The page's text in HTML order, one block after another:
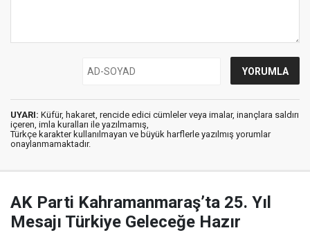
UYARI: Küfür, hakaret, rencide edici cümleler veya imalar, inançlara saldırı
içeren, imla kuralları ile yazılmamış,
Türkçe karakter kullanılmayan ve büyük harflerle yazılmış yorumlar
onaylanmamaktadır.
AK Parti Kahramanmaraş’ta 25. Yıl
Mesajı Türkiye Geleceğe Hazır